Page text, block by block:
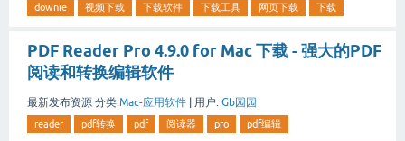
downie 视频下载 下载软件 下载工具 网页下载 下载
PDF Reader Pro 4.9.0 for Mac 下载 - 强大的PDF
阅读和转换编辑软件
最新发布资源 分类:Mac-应用软件 用户: Gb园园
reader pdf转换 pdf 阅读器 pro pdf编辑